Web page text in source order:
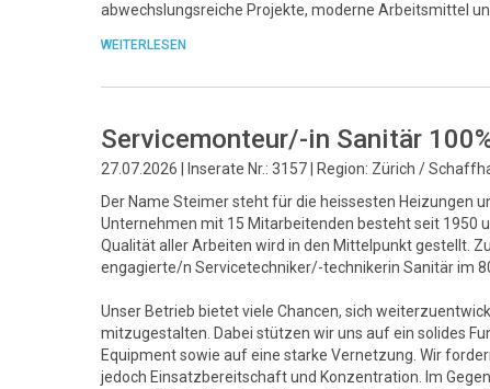
abwechslungsreiche Projekte, moderne Arbeitsmittel
WEITERLESEN
Servicemonteur/-in Sanitär
27.07.2026 | Inserate Nr.: 3157 | Region: Zürich /
Der Name Steimer steht für die heissesten Heizungen
Unternehmen mit 15 Mitarbeitenden besteht seit 1950
Qualität aller Arbeiten wird in den Mittelpunkt gestellt.
engagierte/n Servicetechniker/-technikerin Sanitär im
Unser Betrieb bietet viele Chancen, sich
mitzugestalten. Dabei stützen wir uns auf ein solides
Equipment sowie auf eine starke Vernetzung. Wir
jedoch Einsatzbereitschaft und Konzentration. Im